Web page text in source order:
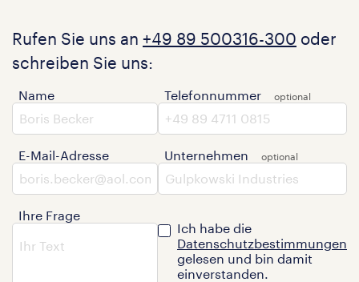
Rufen Sie uns an +49 89 500316-300 oder
schreiben Sie uns:
Name
E-Mail-Adresse
Ihre Frage
Telefonnummer
Unternehmen
Ich habe die
Datenschutzbestimmungen
gelesen und bin damit
einverstanden.